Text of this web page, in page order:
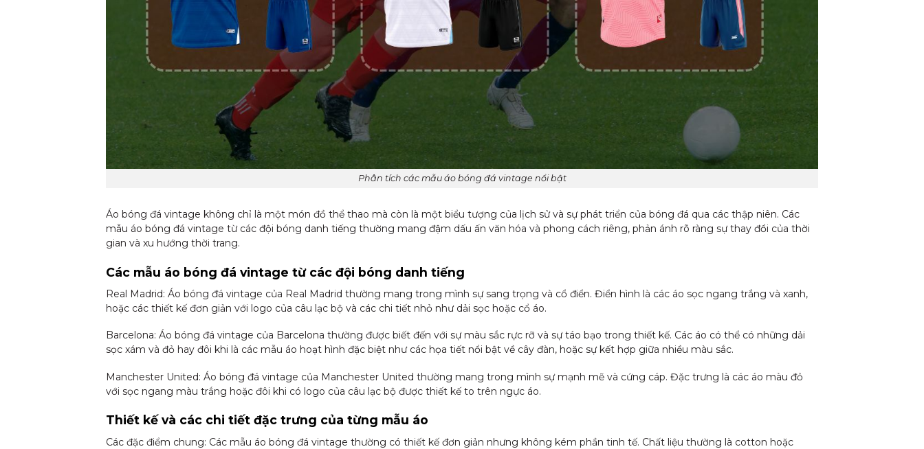
Phân tích các mẫu áo bóng đá vintage nổi bật
Áo bóng đá vintage không chỉ là một món đồ thể thao mà còn là một biểu tượng của lịch sử và sự phát triển của bóng đá qua các thập niên. Các
mẫu áo bóng đá vintage từ các đội bóng danh tiếng thường mang đậm dấu ấn văn hóa và phong cách riêng, phản ánh rõ ràng sự thay đổi của thời
gian và xu hướng thời trang.
Các mẫu áo bóng đá vintage từ các đội bóng danh tiếng
Real Madrid: Áo bóng đá vintage của Real Madrid thường mang trong mình sự sang trọng và cổ điển. Điển hình là các áo sọc ngang trắng và xanh,
hoặc các thiết kế đơn giản với logo của câu lạc bộ và các chi tiết nhỏ như dải sọc hoặc cổ áo.
Barcelona: Áo bóng đá vintage của Barcelona thường được biết đến với sự màu sắc rực rỡ và sự táo bạo trong thiết kế. Các áo có thể có những dải
sọc xám và đỏ hay đôi khi là các mẫu áo hoạt hình đặc biệt như các họa tiết nổi bật về cây đàn, hoặc sự kết hợp giữa nhiều màu sắc.
Manchester United: Áo bóng đá vintage của Manchester United thường mang trong mình sự mạnh mẽ và cứng cáp. Đặc trưng là các áo màu đỏ
với sọc ngang màu trắng hoặc đôi khi có logo của câu lạc bộ được thiết kế to trên ngực áo.
Thiết kế và các chi tiết đặc trưng của từng mẫu áo
Các đặc điểm chung: Các mẫu áo bóng đá vintage thường có thiết kế đơn giản nhưng không kém phần tinh tế. Chất liệu thường là cotton hoặc